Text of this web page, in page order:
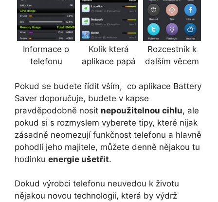
Informace o
telefonu
Kolik která
aplikace papá
Rozcestník k
dalším věcem
Pokud se budete řídit vším, co aplikace Battery
Saver doporučuje, budete v kapse
pravděpodobně nosit nepoužitelnou cihlu, ale
pokud si s rozmyslem vyberete tipy, které nijak
zásadně neomezují funkčnost telefonu a hlavně
pohodlí jeho majitele, můžete denně nějakou tu
hodinku energie ušetřit.
Dokud výrobci telefonu neuvedou k životu
nějakou novou technologii, která by výdrž